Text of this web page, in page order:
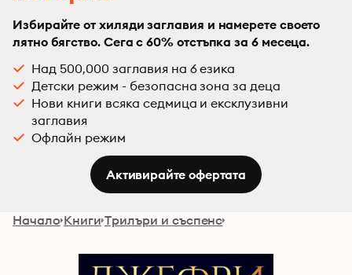
Избирайте от хиляди заглавия и намерете своето
лятно бягство. Сега с 60% отстъпка за 6 месеца.
Над 500,000 заглавия на 6 езика
Детски режим - безопасна зона за деца
Нови книги всяка седмица и ексклузивни
заглавия
Офлайн режим
Активирайте офертата
Начало Книги Трилъри и съспенс